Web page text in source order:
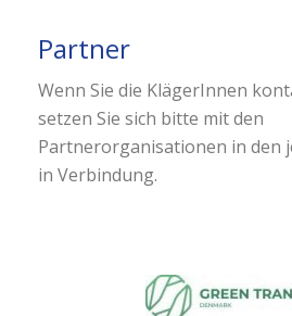
Partner
Wenn Sie die KlägerInnen
setzen Sie sich bitte mit den
Partnerorganisationen in den
in Verbindung.